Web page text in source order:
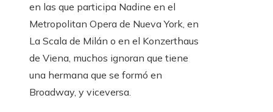
en las que participa Nadine en el
Metropolitan Opera de Nueva York, en
La Scala de Milán o en el Konzerthaus
de Viena, muchos ignoran que tiene
una hermana que se formó en
Broadway, y viceversa.